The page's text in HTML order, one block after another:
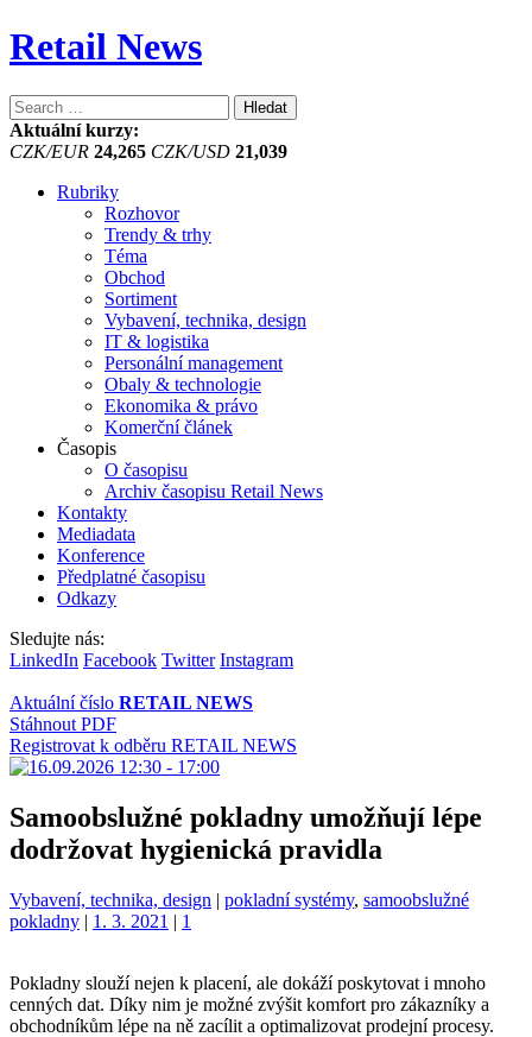
Retail News
Vyhledávání
Aktuální kurzy:
CZK/EUR 24,265 CZK/USD 21,039
Rubriky
Rozhovor
Trendy & trhy
Téma
Obchod
Sortiment
Vybavení, technika, design
IT & logistika
Personální management
Obaly & technologie
Ekonomika & právo
Komerční článek
Časopis
O časopisu
Archiv časopisu Retail News
Kontakty
Mediadata
Konference
Předplatné časopisu
Odkazy
Sledujte nás:
LinkedIn Facebook Twitter Instagram
Aktuální číslo RETAIL NEWS
Stáhnout PDF
Registrovat k odběru RETAIL NEWS
Samoobslužné pokladny umožňují lépe
dodržovat hygienická pravidla
Kategorie:
Vybavení, technika, design | Štítky:
pokladní systémy, samoobslužné
pokladny | 1. 3. 2021 | 1
Pokladny slouží nejen k placení, ale dokáží poskytovat i mnoho
cenných dat. Díky nim je možné zvýšit komfort pro zákazníky a
obchodníkům lépe na ně zacílit a optimalizovat prodejní procesy.